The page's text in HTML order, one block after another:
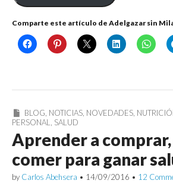
Comparte este artículo de Adelgazar sin
BLOG NOTICIAS NOVEDADES
PERSONAL
SALUD
Aprender a
comer para ganar
by Carlos Abehsera • 14/09/2016 • 12